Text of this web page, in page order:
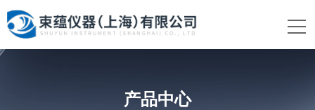
产品中心